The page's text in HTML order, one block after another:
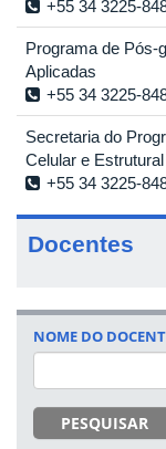
+55 34 3225-
Programa de Pós-
Aplicadas
+55 34 3225-
Secretaria do
Celular e
+55 34 3225-
Docentes
NOME DO
PESQUISAR